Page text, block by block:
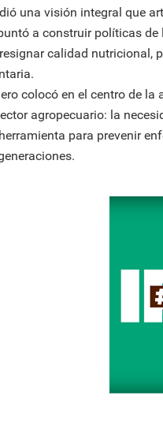
una visión integral que
a construir políticas de
calidad nutricional,
colocó en el centro de la
agropecuario: la
para prevenir